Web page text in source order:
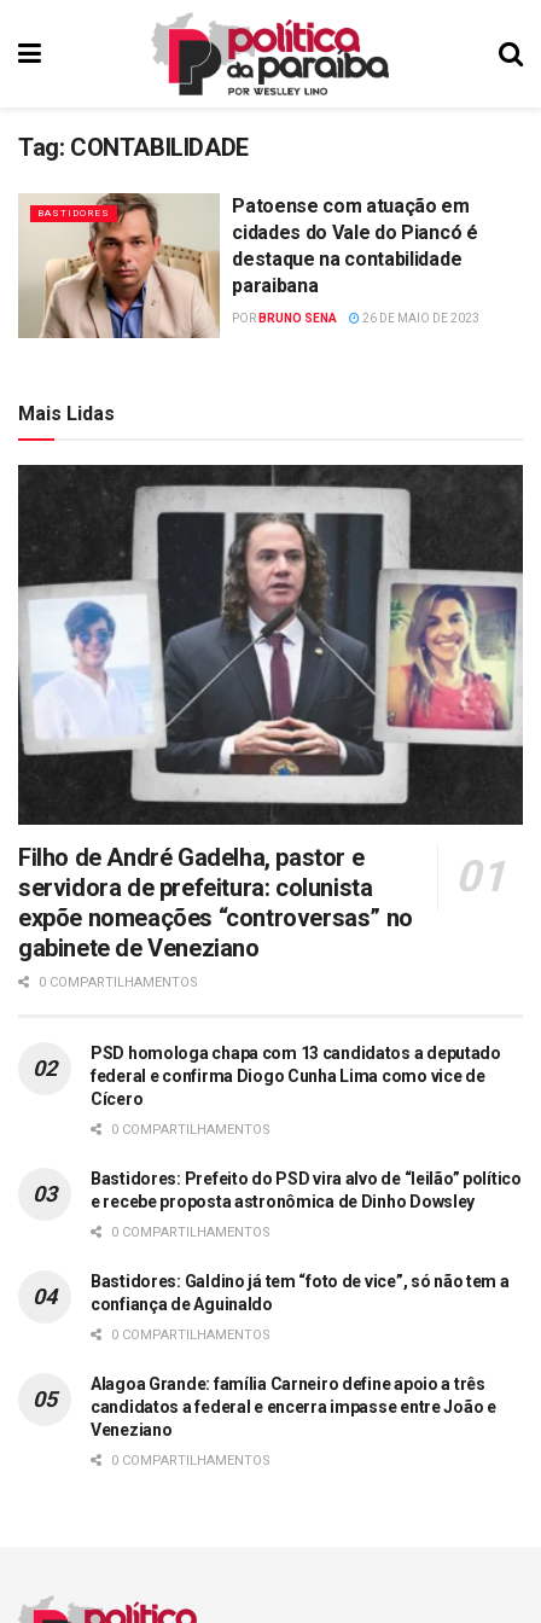
Tag: CONTABILIDADE
BASTIDORES
Patoense com atuação em
cidades do Vale do Piancó é
destaque na contabilidade
paraibana
POR BRUNO SENA 26 DE MAIO DE 2023
Mais Lidas
Filho de André Gadelha, pastor e
servidora de prefeitura: colunista
expõe nomeações “controversas” no
gabinete de Veneziano
0 COMPARTILHAMENTOS
PSD homologa chapa com 13 candidatos a deputado
federal e confirma Diogo Cunha Lima como vice de
Cícero
0 COMPARTILHAMENTOS
Bastidores: Prefeito do PSD vira alvo de “leilão” político
e recebe proposta astronômica de Dinho Dowsley
0 COMPARTILHAMENTOS
Bastidores: Galdino já tem “foto de vice”, só não tem a
confiança de Aguinaldo
0 COMPARTILHAMENTOS
Alagoa Grande: família Carneiro define apoio a três
candidatos a federal e encerra impasse entre João e
Veneziano
0 COMPARTILHAMENTOS